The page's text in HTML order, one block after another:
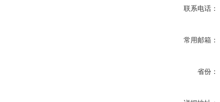
联系电话：
常用邮箱：
省份：